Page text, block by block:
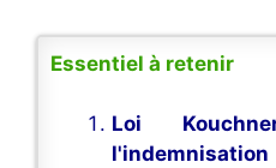
Essentiel à retenir
Loi
l'indemnisation